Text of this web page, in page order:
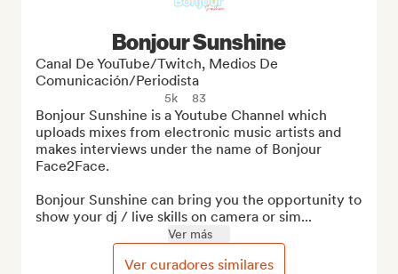
Bonjour Sunshine
Canal De YouTube/Twitch, Medios De
Comunicación/Periodista
5k 83
Bonjour Sunshine is a Youtube Channel which
uploads mixes from electronic music artists and
makes interviews under the name of Bonjour
Face2Face.
Bonjour Sunshine can bring you the opportunity to
show your dj / live skills on camera or sim...
Ver más
Ver curadores similares